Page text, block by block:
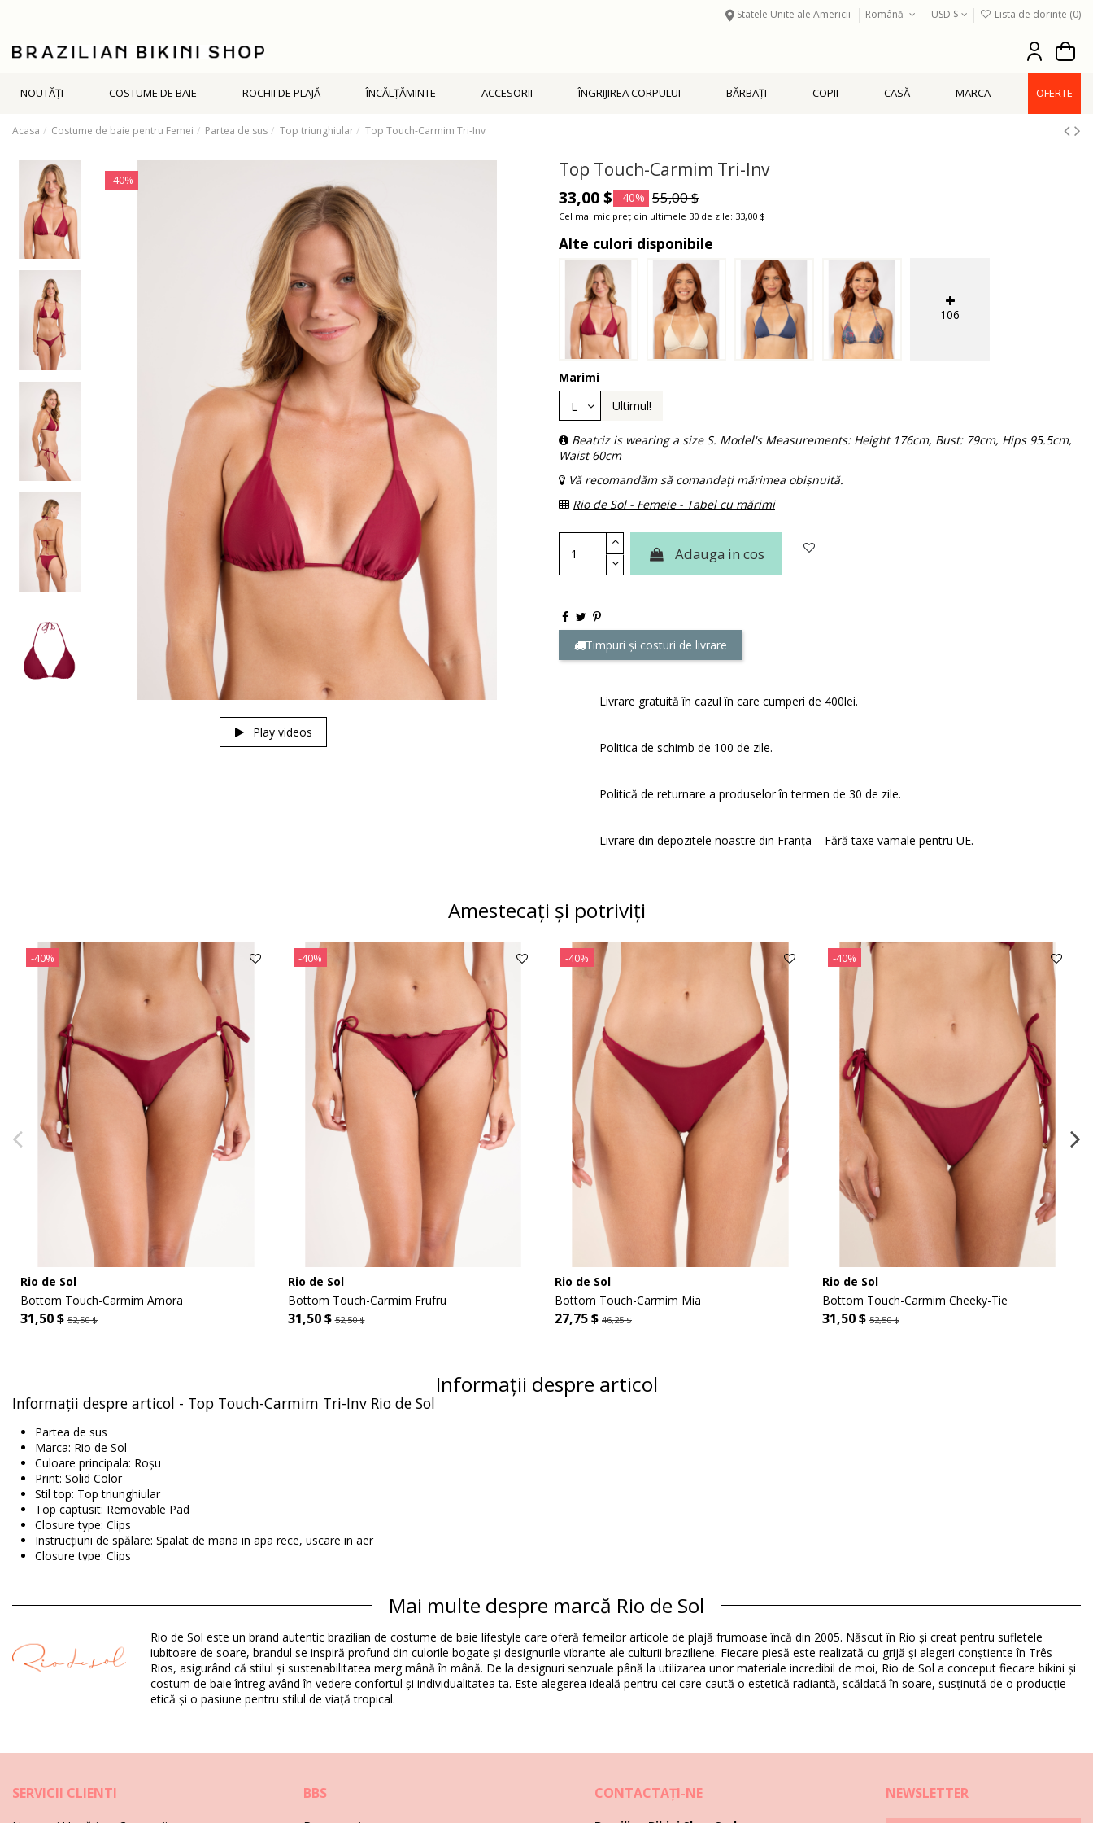
Statele Unite ale Americii Română USD $ Lista de dorințe (0)
NOUTĂŢI COSTUME DE BAIE ROCHII DE PLAJĂ ÎNCĂLŢĂMINTE ACCESORII ÎNGRIJIREA CORPULUI BĂRBAŢI COPII CASĂ MARCA OFERTE
Acasa Costume de baie pentru Femei Partea de sus Top triunghiular Top Touch-Carmim Tri-Inv
-40%
Play videos
Top Touch-Carmim Tri-Inv
33,00 $ -40% 55,00 $
Cel mai mic preț din ultimele 30 de zile: 33,00 $
Alte culori disponibile
106
Marimi
Ultimul!
Beatriz is wearing a size S. Model's Measurements: Height 176cm, Bust: 79cm, Hips 95.5cm,
Waist 60cm
Vă recomandăm să comandați mărimea obișnuită.
Rio de Sol - Femeie - Tabel cu mărimi
Adauga in cos
Timpuri și costuri de livrare
Livrare gratuită în cazul în care cumperi de 400lei.
Politica de schimb de 100 de zile.
Politică de returnare a produselor în termen de 30 de zile.
Livrare din depozitele noastre din Franța – Fără taxe vamale pentru UE.
Amestecați și potriviți
-40%
Rio de Sol
Bottom Touch-Carmim Amora
31,50 $ 52,50 $
-40%
Rio de Sol
Bottom Touch-Carmim Frufru
31,50 $52,50 $
-40%
Rio de Sol
Bottom Touch-Carmim Mia
27,75 $ 46,25 $
-40%
Rio de Sol
Bottom Touch-Carmim Cheeky-Tie
31,50 $52,50 $
Informații despre articol
Informații despre articol - Top Touch-Carmim Tri-Inv Rio de Sol
Partea de sus
Marca: Rio de Sol
Culoare principala: Roșu
Print: Solid Color
Stil top: Top triunghiular
Top captusit: Removable Pad
Closure type: Clips
Instrucțiuni de spălare: Spalat de mana in apa rece, uscare in aer
Closure type: Clips
Compoziție
Compoziție: 84% Biodegradable Nylon (AMNI SOUL ECO), 16% Spandex (LYCRA) - OEKO-TEX - Chlorine Resistant
Căptușeală: 84% Biodegradable Nylon (AMNI SOUL ECO), 16% Spandex (LYCRA) - OEKO-TEX - Chlorine Resistant
UV Protection: UPF 50+
Informaţii produs
HS CODE: 6112.41.0010
EAN: XS (7899810367372), S (7899810367389), M (7899810367396), L (7899810367402), XL (7899810367419)
Greutate: 55g / 0.12lb / 1.94oz
Fotografii retușate
Mai multe despre marcă Rio de Sol
Rio de Sol este un brand autentic brazilian de costume de baie lifestyle care oferă femeilor articole de plajă frumoase încă din 2005. Născut în Rio și creat pentru sufletele
iubitoare de soare, brandul se inspiră profund din culorile bogate și designurile vibrante ale culturii braziliene. Fiecare piesă este realizată cu grijă și alegeri conștiente în Três
Rios, asigurând că stilul și sustenabilitatea merg mână în mână. De la designuri senzuale până la utilizarea unor materiale incredibil de moi, Rio de Sol a conceput fiecare bikini și
costum de baie întreg având în vedere confortul și individualitatea ta. Este alegerea ideală pentru cei care caută o estetică radiantă, scăldată în soare, susținută de o producție
etică și o pasiune pentru stilul de viață tropical.
SERVICII CLIENTI BBS CONTACTAŢI-NE NEWSLETTER